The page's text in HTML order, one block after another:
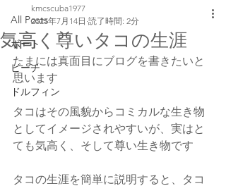
All Posts
ボート
ビーチ
ドルフィン
気高く尊いタコの生涯
kmcscuba1977
2025年7月14日 読了時間: 2分
たまには真面目にブログを書きたいと
思います
タコはその風貌からコミカルな生き物
としてイメージされやすいが、実はと
ても気高く、そして尊い生き物です
タコの生涯を簡単に説明すると、タコ